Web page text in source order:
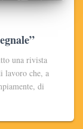
una rivista
lavoro che, a
di